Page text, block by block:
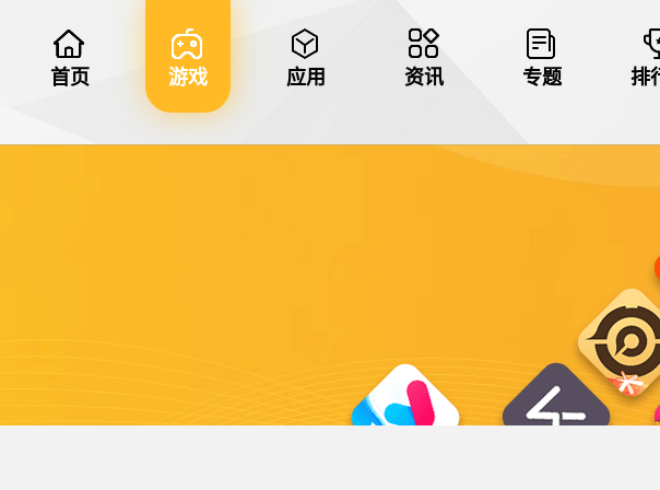
首页 游戏 应用 资讯 专题 排